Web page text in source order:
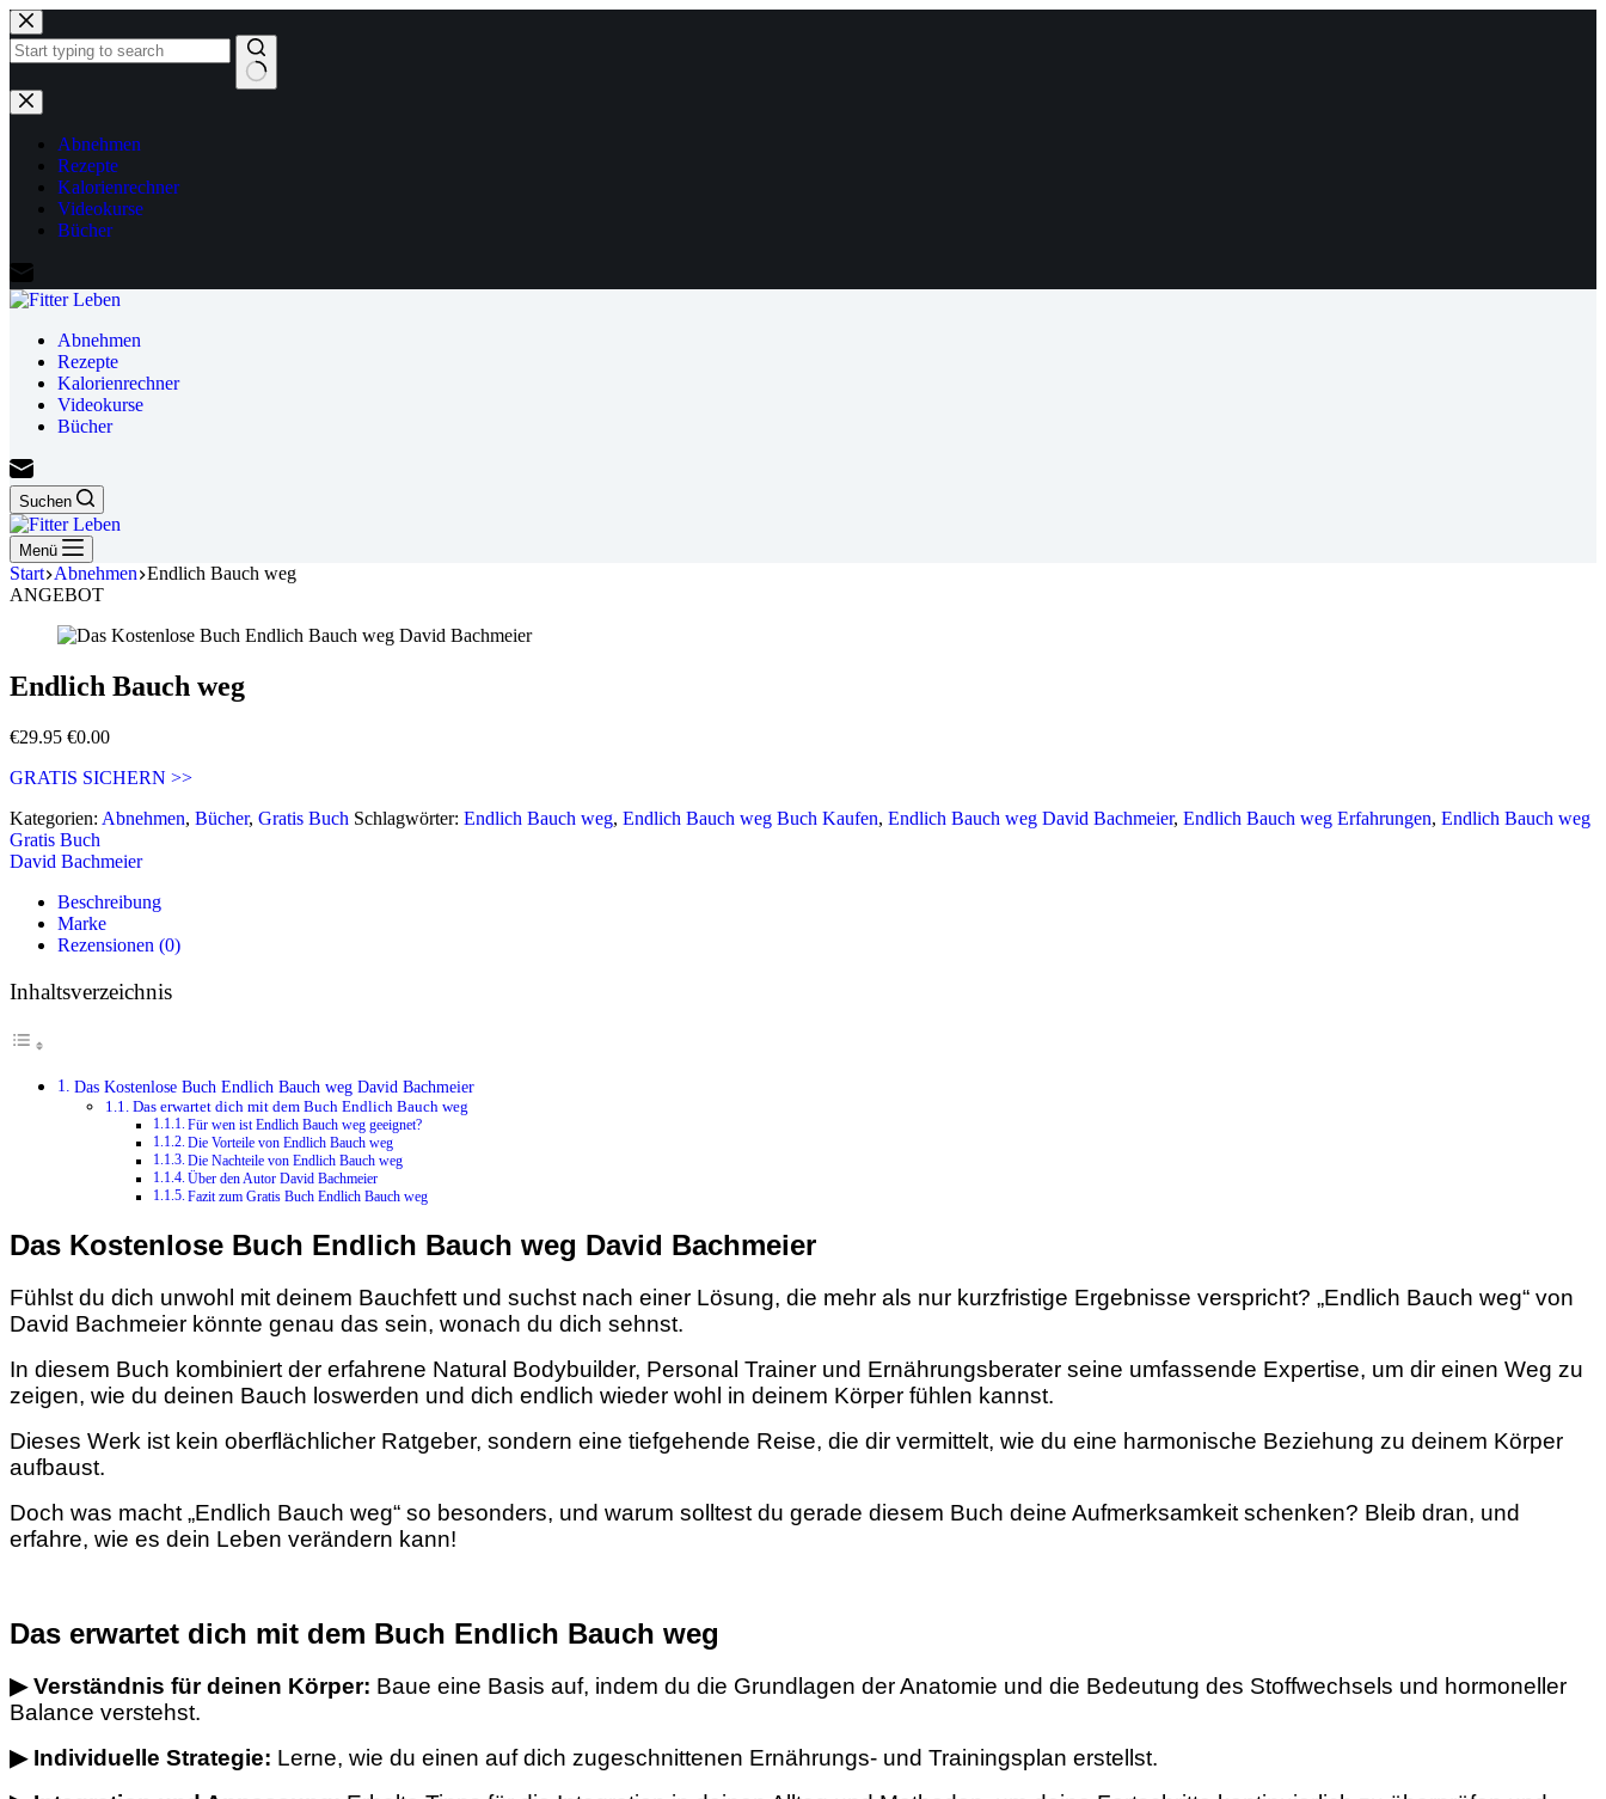
Zum
Inhalt
springen
Keine
Ergebnisse
Abnehmen
Rezepte
Kalorienrechner
Videokurse
Bücher
Abnehmen
Rezepte
Kalorienrechner
Videokurse
Bücher
Suchen
Menü
Start Abnehmen Endlich Bauch weg
ANGEBOT
Endlich Bauch weg
€29.95 Ursprünglicher
war:
€0.00Aktueller
ist:
GRATIS SICHERN >>
Kategorien: Abnehmen, Bücher, Gratis Buch Schlagwörter: Endlich Bauch weg, Endlich Bauch weg Buch Kaufen, Endlich Bauch weg David Bachmeier, Endlich Bauch weg Erfahrungen, Endlich Bauch weg
Gratis Buch
David Bachmeier
Beschreibung
Marke
Rezensionen (0)
Inhaltsverzeichnis
Das Kostenlose Buch Endlich Bauch weg David Bachmeier
Das erwartet dich mit dem Buch Endlich Bauch weg
Für wen ist Endlich Bauch weg geeignet?
Die Vorteile von Endlich Bauch weg
Die Nachteile von Endlich Bauch weg
Über den Autor David Bachmeier
Fazit zum Gratis Buch Endlich Bauch weg
Das Kostenlose Buch Endlich Bauch weg David Bachmeier
Fühlst du dich unwohl mit deinem Bauchfett und suchst nach einer Lösung, die mehr als nur kurzfristige Ergebnisse verspricht? „Endlich Bauch weg“ von
David Bachmeier könnte genau das sein, wonach du dich sehnst.
In diesem Buch kombiniert der erfahrene Natural Bodybuilder, Personal Trainer und Ernährungsberater seine umfassende Expertise, um dir einen Weg zu
zeigen, wie du deinen Bauch loswerden und dich endlich wieder wohl in deinem Körper fühlen kannst.
Dieses Werk ist kein oberflächlicher Ratgeber, sondern eine tiefgehende Reise, die dir vermittelt, wie du eine harmonische Beziehung zu deinem Körper
aufbaust.
Doch was macht „Endlich Bauch weg“ so besonders, und warum solltest du gerade diesem Buch deine Aufmerksamkeit schenken? Bleib dran, und
erfahre, wie es dein Leben verändern kann!
Das erwartet dich mit dem Buch Endlich Bauch weg
▶Verständnis für deinen Körper: Baue eine Basis auf, indem du die Grundlagen der Anatomie und die Bedeutung des Stoffwechsels und hormoneller
Balance verstehst.
▶ Individuelle Strategie: Lerne, wie du einen auf dich zugeschnittenen Ernährungs- und Trainingsplan erstellst.